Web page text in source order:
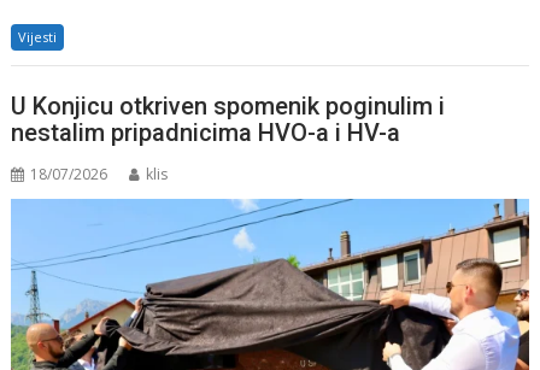
Vijesti
U Konjicu otkriven spomenik poginulim i
nestalim pripadnicima HVO-a i HV-a
18/07/2026 klis